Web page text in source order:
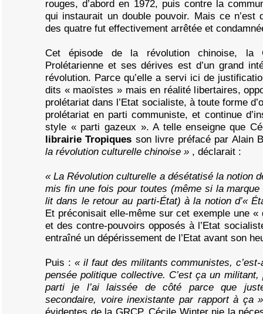
rouges, d’abord en 1972, puis contre la
qui instaurait un double pouvoir. Mais ce n’est
des quatre fut effectivement arrêtée et
Cet épisode de la révolution chinoise, la
Prolétarienne et ses dérives est d’un grand
révolution. Parce qu’elle a servi ici de
dits « maoïstes » mais en réalité libertaires,
prolétariat dans l’Etat socialiste, à toute forme
prolétariat en parti communiste, et continue
style « parti gazeux ». A telle enseigne que
librairie Tropiques son livre préfacé par Alain
la révolution culturelle chinoise » , déclarait :
« La Révolution culturelle a désétatisé la notion
mis fin une fois pour toutes (même si la
lit dans le retour au parti-État) à la notion d’«
Et préconisait elle-même sur cet exemple une
et des contre-pouvoirs opposés à l’Etat
entraîné un dépérissement de l’Etat avant son
Puis : « il faut des militants communistes,
pensée politique collective. C’est ça un
parti je l’ai laissée de côté parce que
secondaire, voire inexistante par rapport à ça
évidentes de la GRCP, Cécile Winter nie la